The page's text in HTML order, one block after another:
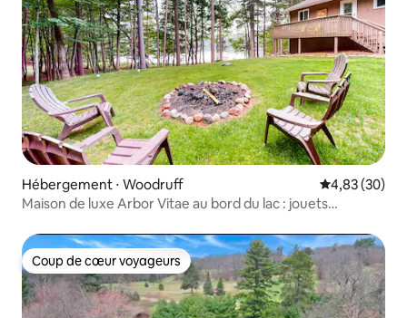
Hébergement ⋅ Woodruff Évaluation
4,83 (30)
Maison de luxe Arbor Vitae au bord du lac : jouets
Coup de cœur voyageurs
Coup de cœur voyageurs